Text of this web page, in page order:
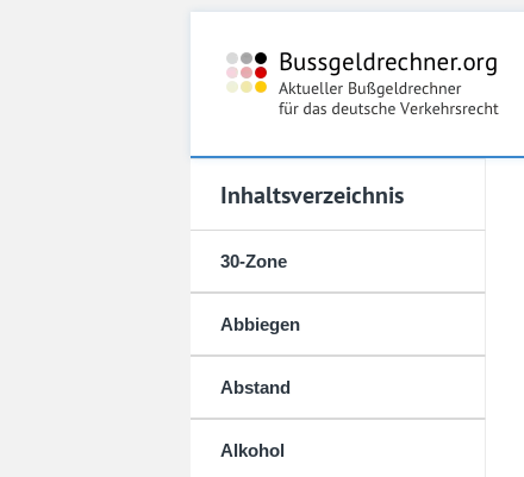
Inhaltsverzeichnis
30-Zone
Abbiegen
Abstand
Alkohol